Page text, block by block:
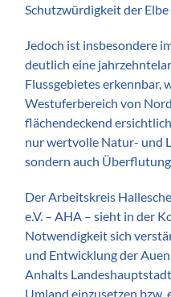
Schutzwürdigkeit der Elbe
Jedoch ist insbesondere
deutlich eine
Flussgebietes erkennbar,
Westuferbereich von
flächendeckend
nur wertvolle Natur- und
sondern auch
Der Arbeitskreis
e.V. – AHA – sieht in der
Notwendigkeit sich
und Entwicklung der
Anhalts
Umland einzusetzen bzw.